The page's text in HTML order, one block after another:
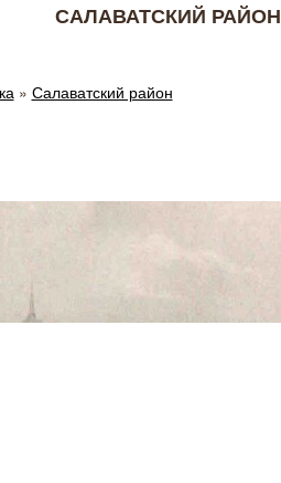
САЛАВАТСКИЙ РАЙОН
» Салаватский район